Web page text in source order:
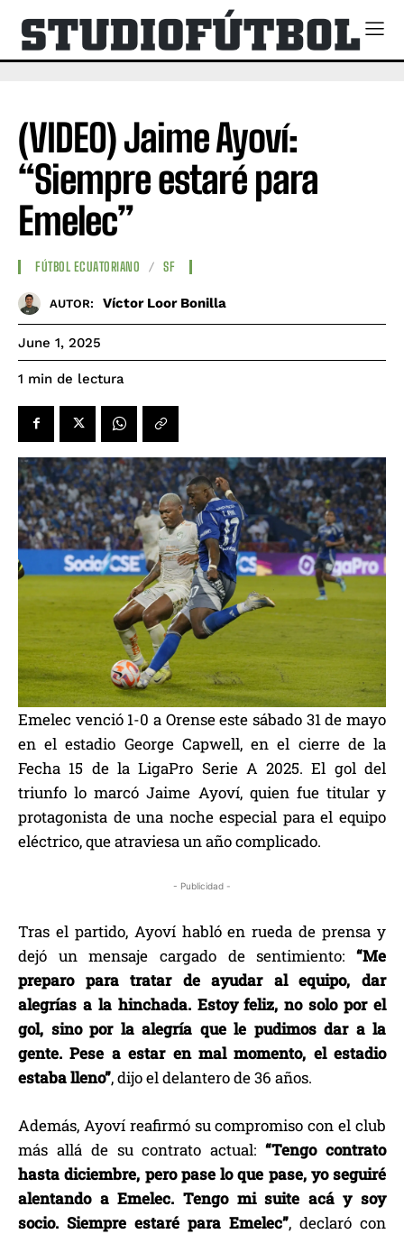
(VIDEO) Jaime Ayoví:
“Siempre estaré para
Emelec”
FÚTBOL ECUATORIANO SF
AUTOR: Víctor Loor Bonilla
June 1, 2025
1 min de lectura
Emelec venció 1-0 a Orense este sábado 31 de mayo
en el estadio George Capwell, en el cierre de la
Fecha 15 de la LigaPro Serie A 2025. El gol del
triunfo lo marcó Jaime Ayoví, quien fue titular y
protagonista de una noche especial para el equipo
eléctrico, que atraviesa un año complicado.
- Publicidad -
Tras el partido, Ayoví habló en rueda de prensa y
dejó un mensaje cargado de sentimiento: “Me
preparo para tratar de ayudar al equipo, dar
alegrías a la hinchada. Estoy feliz, no solo por el
gol, sino por la alegría que le pudimos dar a la
gente. Pese a estar en mal momento, el estadio
estaba lleno”, dijo el delantero de 36 años.
Además, Ayoví reafirmó su compromiso con el club
más allá de su contrato actual:“Tengo contrato
hasta diciembre, pero pase lo que pase, yo seguiré
alentando a Emelec. Tengo mi suite acá y soy
socio. Siempre estaré para Emelec”, declaró con